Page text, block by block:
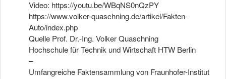
Video: https://youtu.be/WBqNS0nQzPY
https://www.volker-quaschning.de/artikel/Fakten-
Auto/index.php
Quelle Prof. Dr.-Ing. Volker Quaschning
Hochschule für Technik und Wirtschaft HTW Berlin
–
Umfangreiche Faktensammlung von Fraunhofer-Institut